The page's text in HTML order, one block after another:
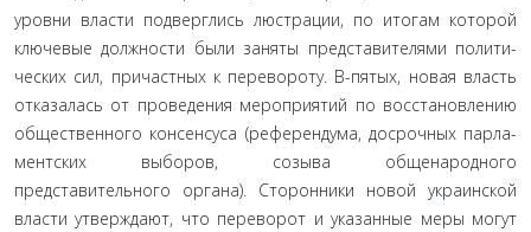
уровни власти подверглись люстрации, по итогам которой
ключевые должности были заняты представителями полити­
ческих сил, причастных к перевороту. В-пятых, новая власть
отказалась от проведения мероприятий по восстановлению
общественного консенсуса (референдума, досрочных парла­
ментских выборов, созыва общенародного
представительного органа). Сторонники новой украинской
власти утверждают, что переворот и указанные меры могут